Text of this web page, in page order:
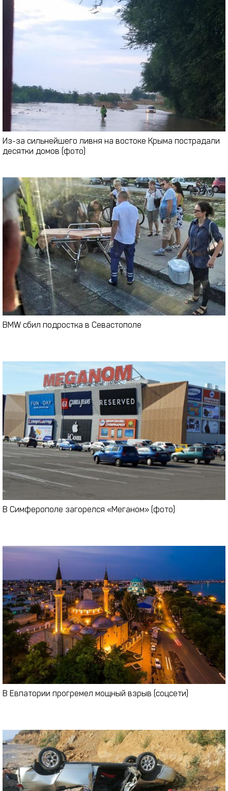
Из-за сильнейшего ливня на востоке Крыма пострадали
десятки домов (фото)
BMW сбил подростка в Севастополе
В Симферополе загорелся «Меганом» (фото)
В Евпатории прогремел мощный взрыв (соцсети)